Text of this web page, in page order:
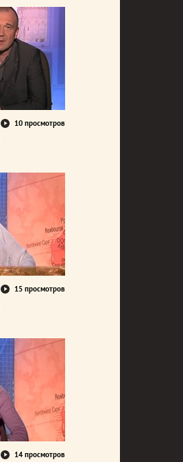
10 просмотров
15 просмотров
14 просмотров